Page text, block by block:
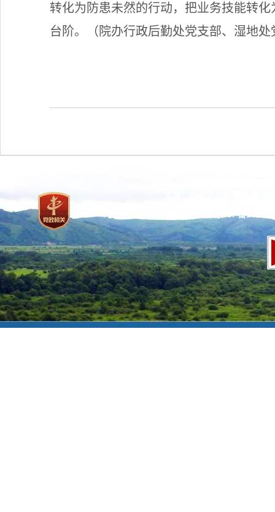
转化为防患未然的行动，把业务技能转
台阶。（院办行政后勤处党支部、湿地处
京ICP备